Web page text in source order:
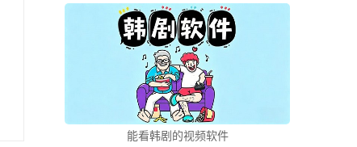
能看韩剧的视频软件